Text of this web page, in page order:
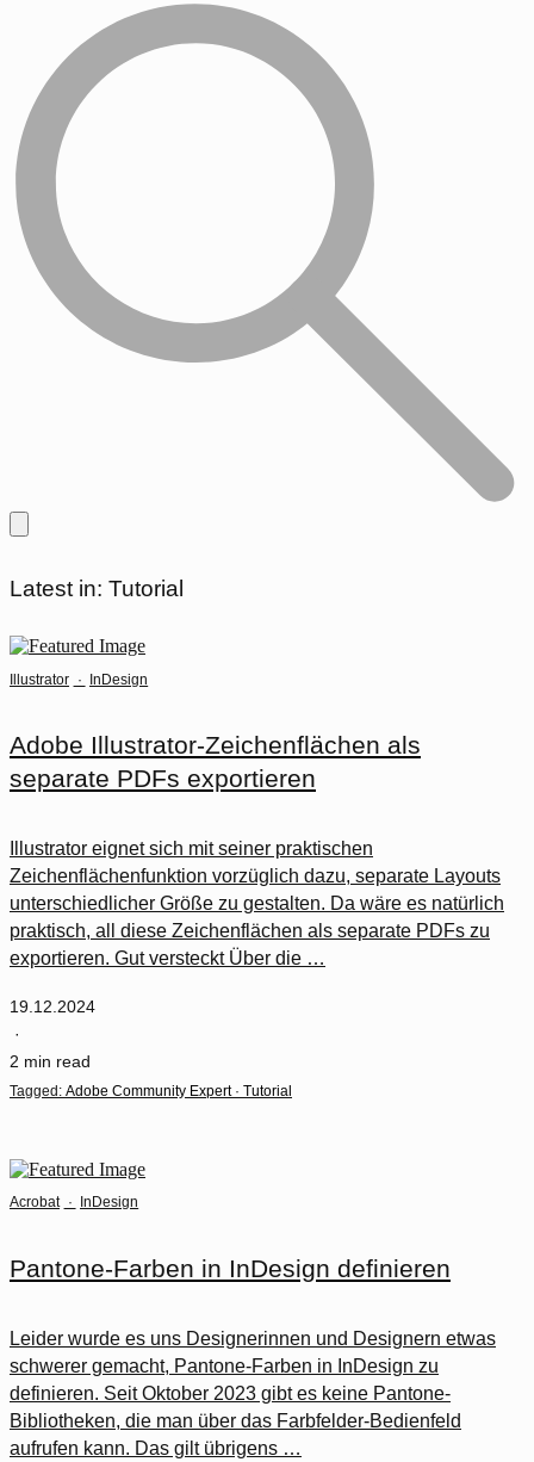
Latest in: Tutorial
Illustrator · InDesign
Adobe Illustrator-Zeichenflächen als
separate PDFs exportieren
Illustrator eignet sich mit seiner praktischen
Zeichenflächenfunktion vorzüglich dazu, separate Layouts
unterschiedlicher Größe zu gestalten. Da wäre es natürlich
praktisch, all diese Zeichenflächen als separate PDFs zu
exportieren. Gut versteckt Über die …
19.12.2024
·
2 min read
Tagged: Adobe Community Expert· Tutorial
Acrobat · InDesign
Pantone-Farben in InDesign definieren
Leider wurde es uns Designerinnen und Designern etwas
schwerer gemacht, Pantone-Farben in InDesign zu
definieren. Seit Oktober 2023 gibt es keine Pantone-
Bibliotheken, die man über das Farbfelder-Bedienfeld
aufrufen kann. Das gilt übrigens …